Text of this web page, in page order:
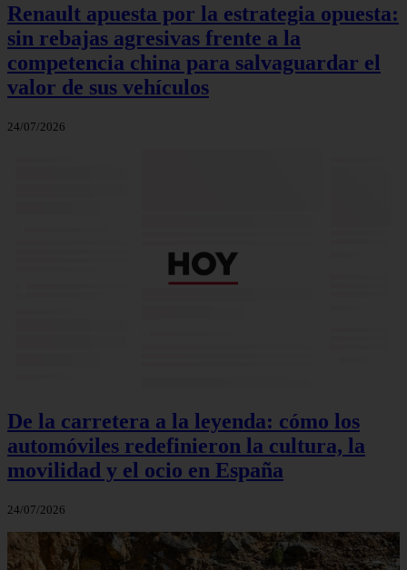
Renault apuesta por la estrategia opuesta:
sin rebajas agresivas frente a la
competencia china para salvaguardar el
valor de sus vehículos
24/07/2026
De la carretera a la leyenda: cómo los
automóviles redefinieron la cultura, la
movilidad y el ocio en España
24/07/2026